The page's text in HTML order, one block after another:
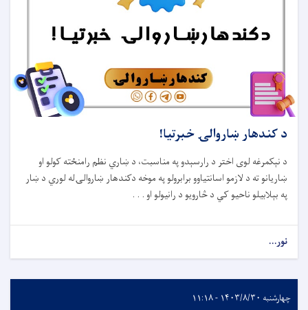
د کندهار ښاروالۍ خبرتیا!
د نېکمرغه لوی اختر د رارسېدو په مناسبت، د ښاري نظم رامنځته کولو او
ښاریانو ته د لازمو اسانتیاوو برابرولو په موخه دکندهار ښاروالۍله لوري د ښار
په بېلابیلو ناحیو کي د څارویو د رانیولو او . . .
نور...
چهارشنبه ۱۴۰۳/۸/۳۰ - ۱۱:۱۸